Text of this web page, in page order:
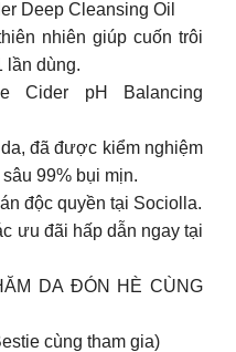
Deep Cleansing Oil
nhiên giúp cuốn trôi
lần dùng.
Cider pH Balancing
đã được kiểm nghiệm
99% bụi mịn.
độc quyền tại Sociolla.
ưu đãi hấp dẫn ngay tại
DA ĐÓN HÈ CÙNG
cùng tham gia)